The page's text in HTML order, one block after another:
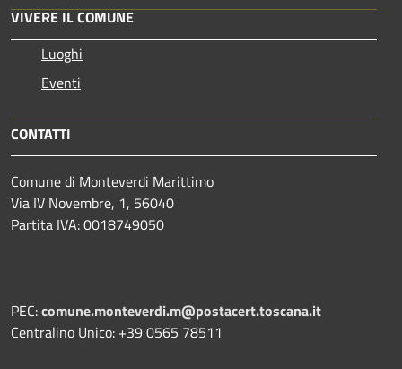
VIVERE IL COMUNE
Luoghi
Eventi
CONTATTI
Comune di Monteverdi Marittimo
Via IV Novembre, 1, 56040
Partita IVA: 0018749050
PEC:comune.monteverdi.m@postacert.toscana.it
Centralino Unico: +39 0565 78511